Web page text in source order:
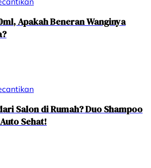
Apakah Beneran Wanginya
Salon di Rumah? Duo Shampoo
Sehat!